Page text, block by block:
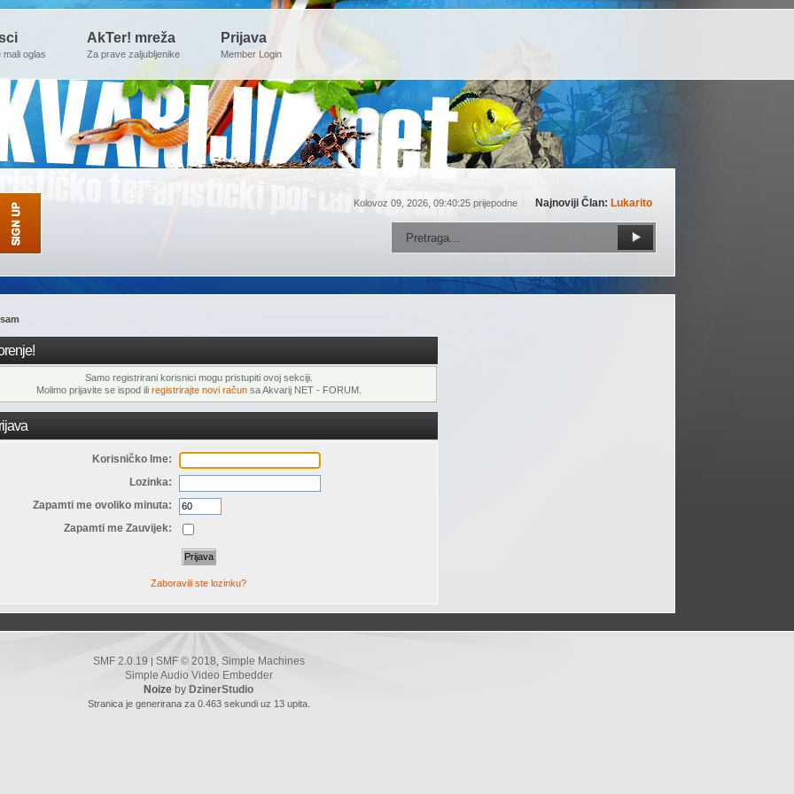
mali oglas
AkTer! mreža
Za prave zaljubljenike
Prijava
Member Login
Kolovoz 09, 2026, 09:40:25 prijepodne Najnoviji Član: Lukarito
Samo registrirani korisnici mogu pristupiti ovoj sekciji.
Molimo prijavite se ispod ili registrirajte novi računsa Akvarij NET - FORUM.
Korisničko Ime:
Lozinka:
Zapamti me ovoliko minuta:
Zapamti me Zauvijek:
Zaboravili ste lozinku?
SMF 2.0.19 SMF © 2018 Simple Machines
Simple Audio Video Embedder
Noize by DzinerStudio
Stranica je generirana za 0.463 sekundi uz 13 upita.